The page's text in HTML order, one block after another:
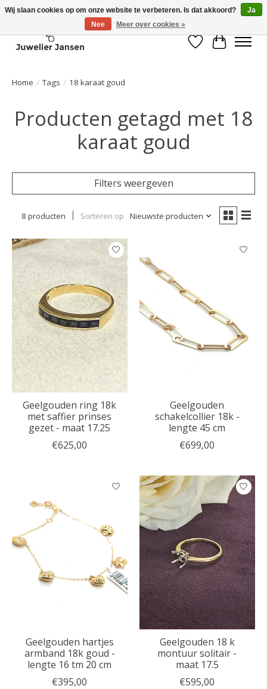
Verlanglijst
Home / Tags / 18 karaat goud
Producten getagd met 18
karaat goud
Filters weergeven
8 producten Sorteren op Nieuwste producten
Geelgouden ring 18k
met saffier prinses
gezet - maat 17.25
€625,00
Geelgouden
schakelcollier 18k -
lengte 45 cm
€699,00
Geelgouden hartjes
armband 18k goud -
lengte 16 tm 20 cm
€395,00
Geelgouden 18 k
montuur solitair -
maat 17.5
€595,00
Wij slaan cookies op om onze website te verbeteren. Is dat akkoord?
Ja
Nee
Meer over cookies »